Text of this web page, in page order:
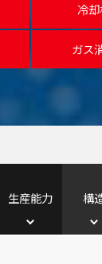
冷
ガス
生産能力 構